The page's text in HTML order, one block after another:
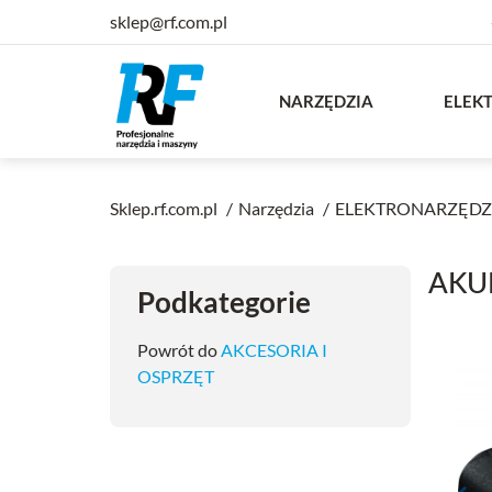
sklep@rf.com.pl
NARZĘDZIA
Sklep.rf.com.pl Narzędzia
Podkategorie
Powrót doAKCESORIA I
OSPRZĘT